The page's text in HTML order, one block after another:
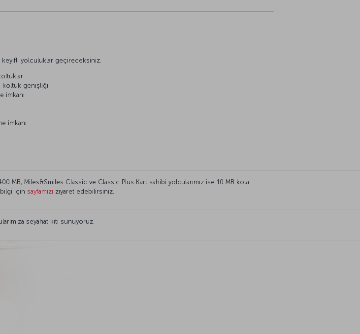
yolculuklar geçireceksiniz.
koltuk genişliği
imkanı
imkanı
MB, Miles&Smiles Classic ve Classic Plus Kart sahibi yolcularımız ise 10 MB kota
için sayfamızı ziyaret edebilirsiniz.
seyahat kiti sunuyoruz.